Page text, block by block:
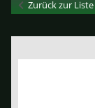
Zurück zur Liste